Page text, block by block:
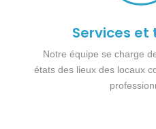
Services
Notre équipe se charge
états des lieux des locaux